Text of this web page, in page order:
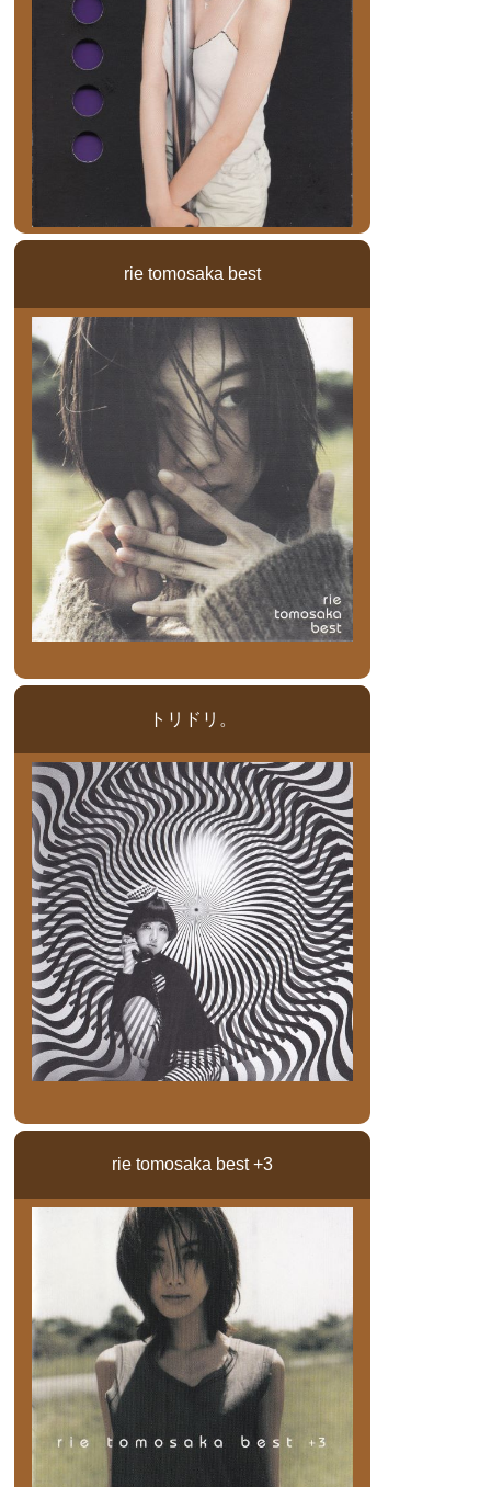
rie tomosaka best
トリドリ。
rie tomosaka best +3